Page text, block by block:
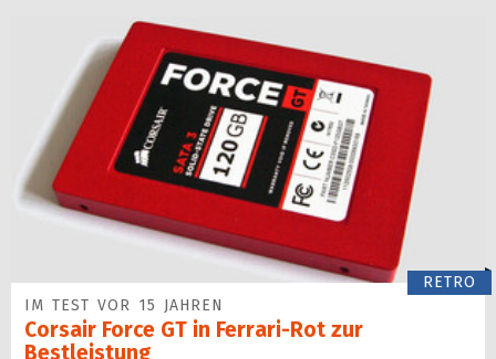
RETRO
IM TEST VOR 15 JAHREN
Corsair Force GT in Ferrari-Rot zur
Bestleistung